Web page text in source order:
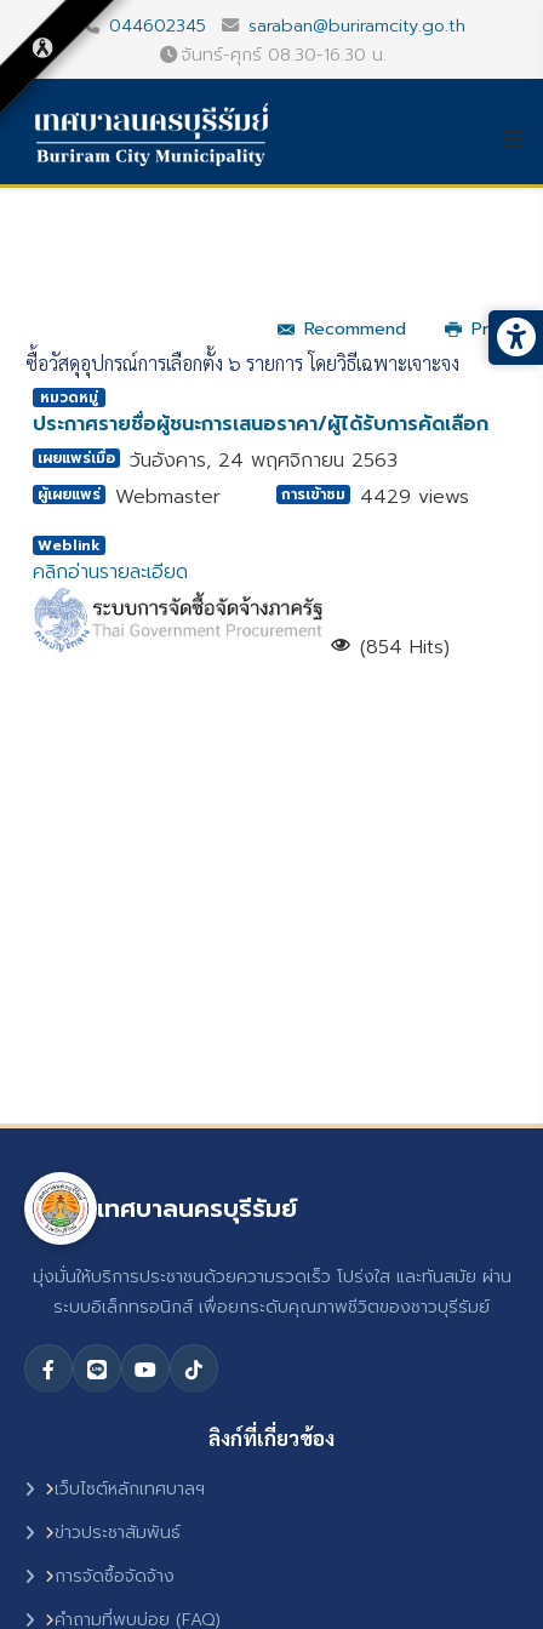
044602345
saraban@buriramcity.go.th
จันทร์-ศุกร์ 08.30-16.30 น.
Recommend
Print
ซื้อวัสดุอุปกรณ์การเลือกตั้ง ๖ รายการ โดยวิธีเฉพาะเจาะจง
หมวดหมู่
ประกาศรายชื่อผู้ชนะการเสนอราคา/ผู้ได้รับการคัดเลือก
เผยแพร่เมื่อ วันอังคาร, 24 พฤศจิกายน 2563
ผู้เผยแพร่ Webmaster การเข้าชม 4429 views
Weblink
คลิกอ่านรายละเอียด
(854 Hits)
เทศบาลนครบุรีรัมย์
มุ่งมั่นให้บริการประชาชนด้วยความรวดเร็ว โปร่งใส และทันสมัย ผ่าน
ระบบอิเล็กทรอนิกส์ เพื่อยกระดับคุณภาพชีวิตของชาวบุรีรัมย์
ลิงก์ที่เกี่ยวข้อง
เว็บไซต์หลักเทศบาลฯ
ข่าวประชาสัมพันธ์
การจัดซื้อจัดจ้าง
คำถามที่พบบ่อย (FAQ)